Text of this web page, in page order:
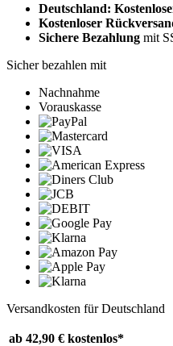
Deutschland:
Kostenloser
Sichere Bezahlung mit
Sicher bezahlen mit
Nachnahme
Vorauskasse
Versandkosten für Deutschland
ab 42,90 € kostenlos*